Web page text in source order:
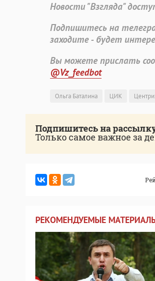
Новости "Взгляда"
Подпишитесь на
заходите - будет
Вы можете прислать
@Vz_feedbot
Ольга Баталина ЦИК
Подпишитесь на
Только самое важное за
РЕКОМЕНДУЕМЫЕ